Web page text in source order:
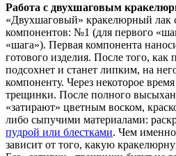
Работа с двухшаговым
«Двухшаговый» кракелюрный лак
компонентов: №1 (для первого
«шага»). Первая компонента
готового изделия. После того,
подсохнет и станет липким, на
компоненту. Через некоторое
трещинки. После полного
«затирают» цветным воском,
либо сыпучими материалами:
пудрой или блестками. Чем
зависит от того, какую